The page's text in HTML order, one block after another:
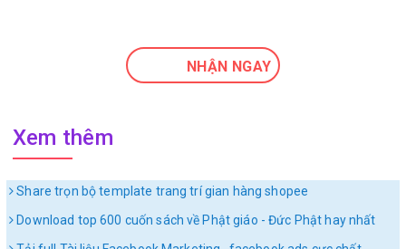
NHẬN NGAY
Xem thêm
Share trọn bộ template trang trí gian hàng shopee
Download top 600 cuốn sách về Phật giáo - Đức Phật hay nhất